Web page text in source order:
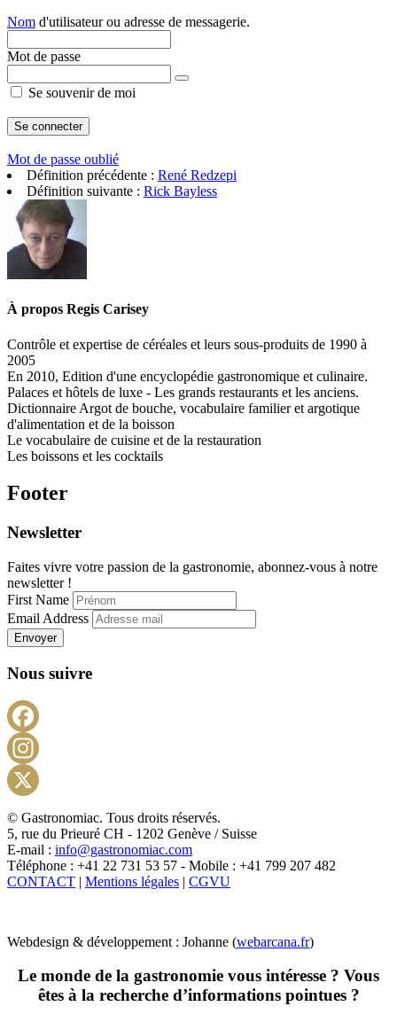
Nom d'utilisateur ou adresse de messagerie.
Mot de passe
Se souvenir de moi
Mot de passe oublié
Définition précédente : René Redzepi
Définition suivante : Rick Bayless
À propos Regis Carisey
Contrôle et expertise de céréales et leurs sous-produits de 1990 à
2005
En 2010, Edition d'une encyclopédie gastronomique et culinaire.
Palaces et hôtels de luxe - Les grands restaurants et les anciens.
Dictionnaire Argot de bouche, vocabulaire familier et argotique
d'alimentation et de la boisson
Le vocabulaire de cuisine et de la restauration
Les boissons et les cocktails
Footer
Newsletter
Faites vivre votre passion de la gastronomie, abonnez-vous à notre
newsletter !
First Name
Email Address
Envoyer
Nous suivre
X
© Gastronomiac. Tous droits réservés.
5, rue du Prieuré CH - 1202 Genève / Suisse
E-mail : info@gastronomiac.com
Téléphone : +41 22 731 53 57 - Mobile : +41 799 207 482
CONTACT | Mentions légales | CGVU
Webdesign & développement : Johanne (webarcana.fr)
Le monde de la gastronomie vous intéresse ? Vous
êtes à la recherche d’informations pointues ?